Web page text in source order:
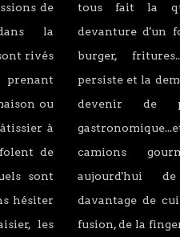
de
la
rivés
ou
à
de
sont
hésiter
les
tous fait la
devanture d'un
burger,
persiste et la
devenir de
camions
aujourd'hui
davantage de
fusion, de la